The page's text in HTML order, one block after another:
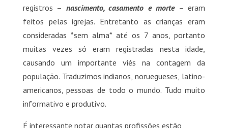
registros – nascimento, casamento e morte– eram
feitos pelas igrejas. Entretanto as crianças eram
consideradas *sem alma* até os 7 anos, portanto
muitas vezes só eram registradas nesta idade,
causando um importante viés na contagem da
população. Traduzimos indianos, noruegueses, latino-
americanos, pessoas de todo o mundo. Tudo muito
informativo e produtivo.
É interessante notar quantas profissões estão